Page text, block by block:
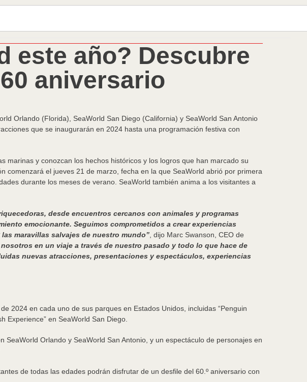
este año? Descubre
aniversario
Orlando (Florida), SeaWorld San Diego (California) y SeaWorld San Antonio
que se inaugurarán en 2024 hasta una programación festiva con
marinas y conozcan los hechos históricos y los logros que han marcado su
comenzará el jueves 21 de marzo, fecha en la que SeaWorld abrió por primera
durante los meses de verano. SeaWorld también anima a los visitantes a
desde encuentros cercanos con animales y programas
emocionante. Seguimos comprometidos a crear experiencias
maravillas salvajes de nuestro mundo” , dijo Marc Swanson, CEO de
en un viaje a través de nuestro pasado y todo lo que hace de
nuevas atracciones, presentaciones y espectáculos, experiencias
2024 en cada uno de sus parques en Estados Unidos, incluidas “Penguin
Experience” en SeaWorld San Diego.
SeaWorld Orlando y SeaWorld San Antonio, y un espectáculo de personajes en
de todas las edades podrán disfrutar de un desfile del 60.º aniversario con